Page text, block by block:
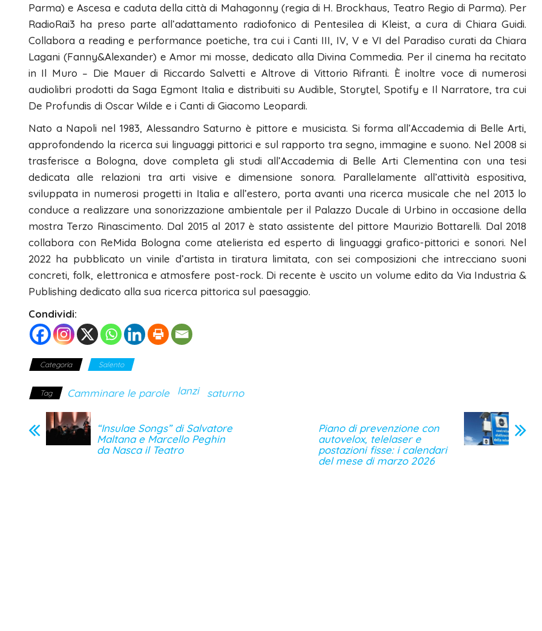
Parma) e Ascesa e caduta della città di Mahagonny (regia di H. Brockhaus, Teatro Regio di Parma). Per
RadioRai3 ha preso parte all’adattamento radiofonico di Pentesilea di Kleist, a cura di Chiara Guidi.
Collabora a reading e performance poetiche, tra cui i Canti III, IV, V e VI del Paradiso curati da Chiara
Lagani (Fanny&Alexander) e Amor mi mosse, dedicato alla Divina Commedia. Per il cinema ha recitato
in Il Muro – Die Mauer di Riccardo Salvetti e Altrove di Vittorio Rifranti. È inoltre voce di numerosi
audiolibri prodotti da Saga Egmont Italia e distribuiti su Audible, Storytel, Spotify e Il Narratore, tra cui
De Profundis di Oscar Wilde e i Canti di Giacomo Leopardi.
Nato a Napoli nel 1983, Alessandro Saturno è pittore e musicista. Si forma all’Accademia di Belle Arti,
approfondendo la ricerca sui linguaggi pittorici e sul rapporto tra segno, immagine e suono. Nel 2008 si
trasferisce a Bologna, dove completa gli studi all’Accademia di Belle Arti Clementina con una tesi
dedicata alle relazioni tra arti visive e dimensione sonora. Parallelamente all’attività espositiva,
sviluppata in numerosi progetti in Italia e all’estero, porta avanti una ricerca musicale che nel 2013 lo
conduce a realizzare una sonorizzazione ambientale per il Palazzo Ducale di Urbino in occasione della
mostra Terzo Rinascimento. Dal 2015 al 2017 è stato assistente del pittore Maurizio Bottarelli. Dal 2018
collabora con ReMida Bologna come atelierista ed esperto di linguaggi grafico-pittorici e sonori. Nel
2022 ha pubblicato un vinile d’artista in tiratura limitata, con sei composizioni che intrecciano suoni
concreti, folk, elettronica e atmosfere post-rock. Di recente è uscito un volume edito da Via Industria &
Publishing dedicato alla sua ricerca pittorica sul paesaggio.
Condividi:
Categoria Salento
Tag Camminare le parole lanzi saturno
“Insulae Songs” di Salvatore
Maltana e Marcello Peghin
da Nasca il Teatro
Piano di prevenzione con
autovelox, telelaser e
postazioni fisse: i calendari
del mese di marzo 2026